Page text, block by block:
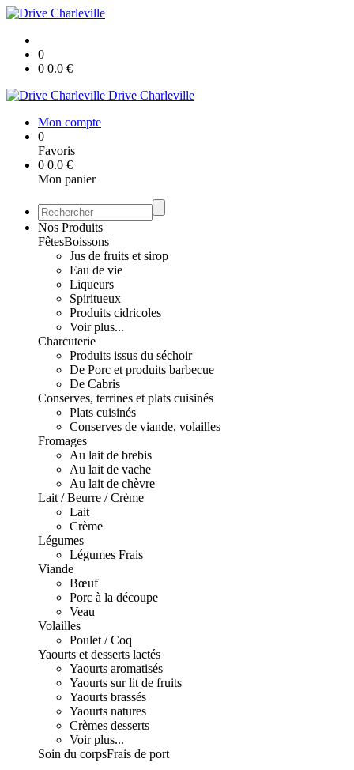
0
0 0.0 €
Drive Charleville
Mon compte
0
Favoris
0 0.0 €
Mon panier
Nos Produits
FêtesBoissons
Jus de fruits et sirop
Eau de vie
Liqueurs
Spiritueux
Produits cidricoles
Voir plus...
Charcuterie
Produits issus du séchoir
De Porc et produits barbecue
De Cabris
Conserves, terrines et plats cuisinés
Plats cuisinés
Conserves de viande, volailles
Fromages
Au lait de brebis
Au lait de vache
Au lait de chèvre
Lait / Beurre / Crème
Lait
Crème
Légumes
Légumes Frais
Viande
Bœuf
Porc à la découpe
Veau
Volailles
Poulet / Coq
Yaourts et desserts lactés
Yaourts aromatisés
Yaourts sur lit de fruits
Yaourts brassés
Yaourts natures
Crèmes desserts
Voir plus...
Soin du corpsFrais de port